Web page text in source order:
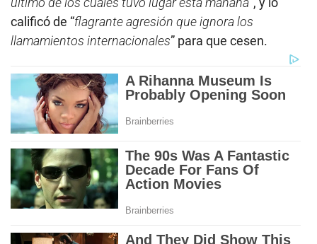
calificó de “flagrante agresión que ignora los
llamamientos internacionales” para que cesen.